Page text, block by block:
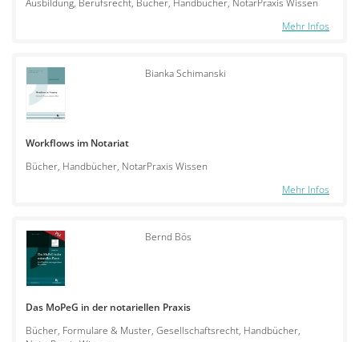
Mehr Infos
Bianka Schimanski
Workflows im Notariat
Bücher, Handbücher, NotarPraxis Wissen
Mehr Infos
Bernd Bös
Das MoPeG in der notariellen Praxis
Bücher, Formulare & Muster, Gesellschaftsrecht, Handbücher,